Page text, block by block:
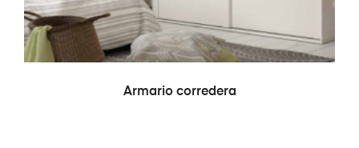
LEER MÁS
Armario corredera